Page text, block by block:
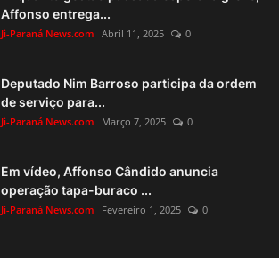
Affonso entrega...
Ji-Paraná News.com Abril 11, 2025 0
Deputado Nim Barroso participa da ordem
de serviço para...
Ji-Paraná News.com Março 7, 2025 0
Em vídeo, Affonso Cândido anuncia
operação tapa-buraco ...
Ji-Paraná News.com Fevereiro 1, 2025 0